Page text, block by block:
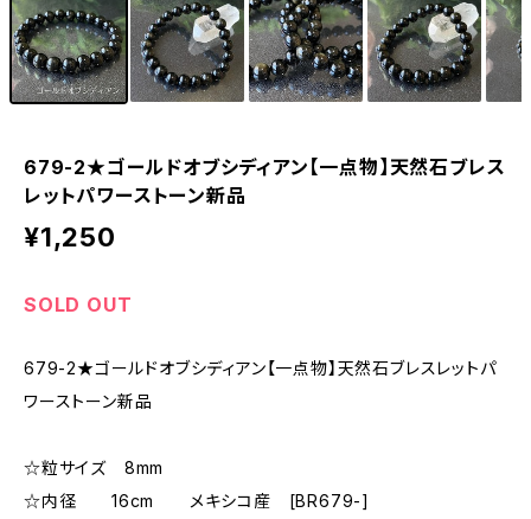
679-2★ゴールドオブシディアン【一点物】天然石ブレス
レットパワーストーン新品
¥1,250
SOLD OUT
679-2★ゴールドオブシディアン【一点物】天然石ブレスレットパ
ワーストーン新品
☆粒サイズ 8mm
☆内径 16cm メキシコ産 [BR679-]